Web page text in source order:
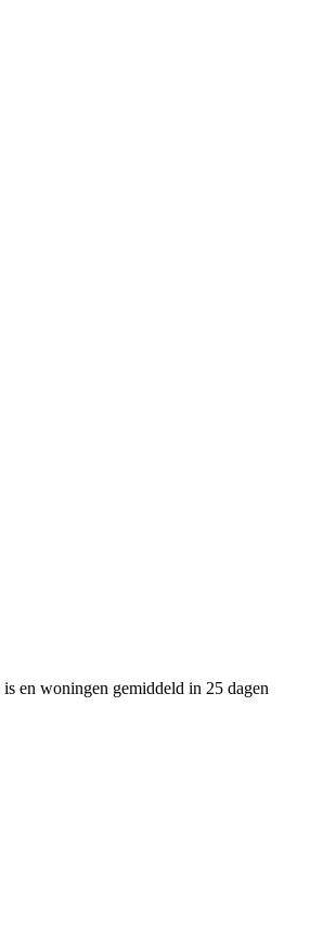
en woningen gemiddeld in 25 dagen